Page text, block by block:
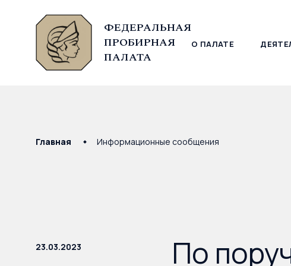
ФЕДЕРАЛЬНАЯ
ПРОБИРНАЯ
ПАЛАТА
О ПАЛАТЕ
© Федеральная пробирная палата, 2026
Главная Информационные сообщения
23.03.2023 По